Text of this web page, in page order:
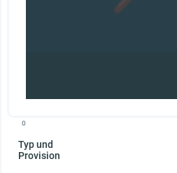
0
Typ und
Provision